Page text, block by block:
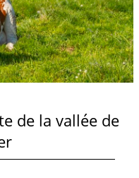
de la vallée de